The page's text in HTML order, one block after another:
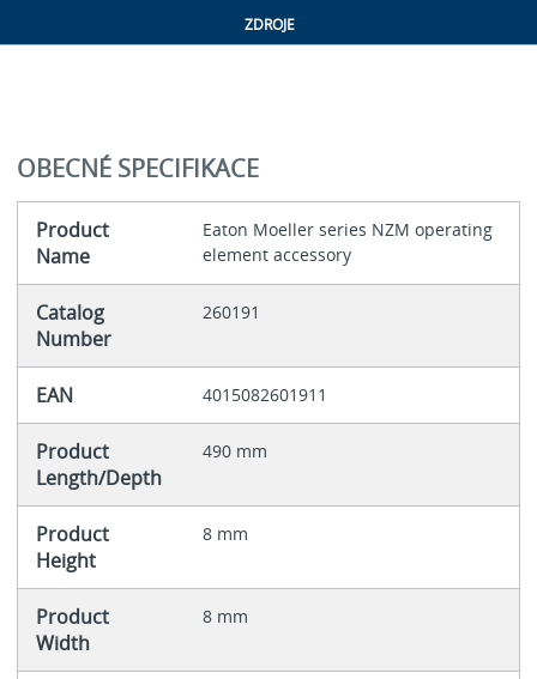
ZDROJE
OBECNÉ SPECIFIKACE
Product
Name
Eaton Moeller series NZM operating
element accessory
Catalog
Number
260191
EAN 4015082601911
Product
Length/Depth
490 mm
Product
Height
8 mm
Product
Width
8 mm